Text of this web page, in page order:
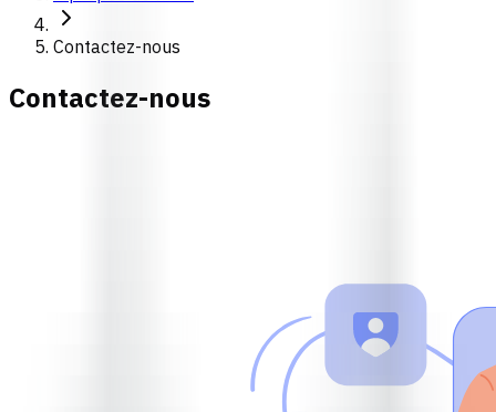
Contactez-nous
Contactez-nous